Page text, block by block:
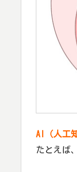
AI（人工
たとえば